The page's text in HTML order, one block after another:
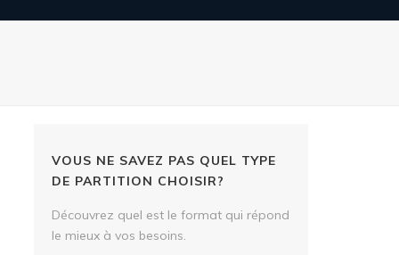
VOUS NE SAVEZ PAS QUEL TYPE
DE PARTITION CHOISIR?
Découvrez quel est le format qui répond
le mieux à vos besoins.